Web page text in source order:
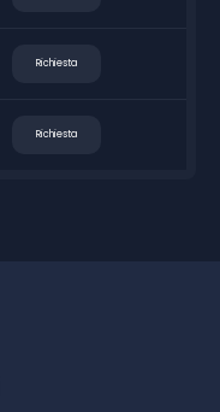
Richiesta
Richiesta